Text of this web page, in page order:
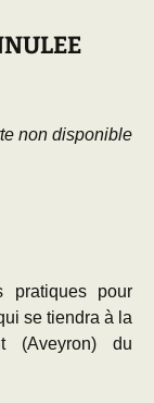
non disponible
pratiques pour
se tiendra à la
(Aveyron) du